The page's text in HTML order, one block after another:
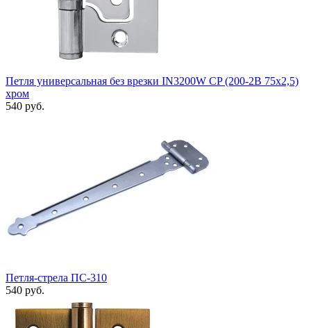
Петля универсальная без врезки IN3200W CP (200-2B 75x2,5)
хром
540 руб.
Петля-стрела ПС-310
540 руб.